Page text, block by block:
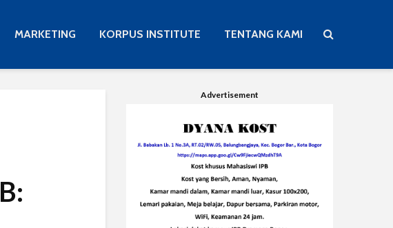
MARKETING KORPUS INSTITUTE TENTANG KAMI
Advertisement